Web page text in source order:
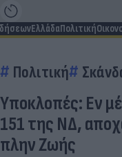
ΕλλάδαΠολιτική
Πολιτική
Υποκλοπές: Εν
151 της ΝΔ,
πλην Ζωής